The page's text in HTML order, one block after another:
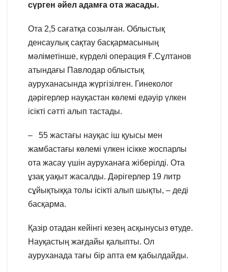
сүрген әйел адамға ота жасады.
Ота 2,5 сағатқа созылған. Облыстық
денсаулық сақтау басқармасының
мәліметінше, күрделі операция Ғ.Сұлтанов
атындағы Павлодар облыстық
ауруханасында жүргізілген. Гинеколог
дәрігерлер науқастан көлемі едәуір үлкен
ісікті сәтті алып тастады.
– 55 жастағы науқас іш қуысы мен
жамбастағы көлемі үлкен ісікке жоспарлы
ота жасау үшін ауруханаға жіберілді. Ота
ұзақ уақыт жасалды. Дәрігерлер 19 литр
сұйықтыққа толы ісікті алып шықты, – деді
басқарма.
Қазір отадан кейінгі кезең асқынусыз өтуде.
Науқастың жағдайы қалыпты. Ол
ауруханада тағы бір апта ем қабылдайды.